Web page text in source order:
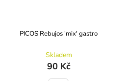
PICOS Rebujos 'mix' gastro
Skladem
90 Kč